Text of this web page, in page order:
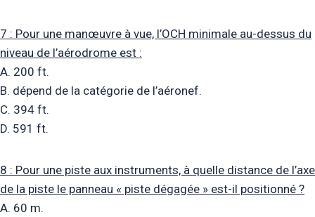
7 : Pour une manœuvre à vue, l’OCH minimale au-dessus du
niveau de l’aérodrome est :
A. 200 ft.
B. dépend de la catégorie de l’aéronef.
C. 394 ft.
D. 591 ft.
8 : Pour une piste aux instruments, à quelle distance de l’axe
de la piste le panneau « piste dégagée » est-il positionné ?
A. 60 m.